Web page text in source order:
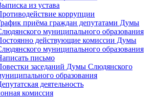
из устава
коррупции
приёма граждан депутатами Думы
муниципального образования
действующие комиссии Думы
муниципального образования
письмо
заседаний Думы Слюдянского
образования
деятельность
комиссия